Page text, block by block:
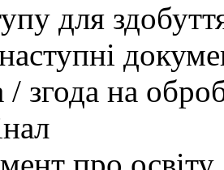
для
/ згода на